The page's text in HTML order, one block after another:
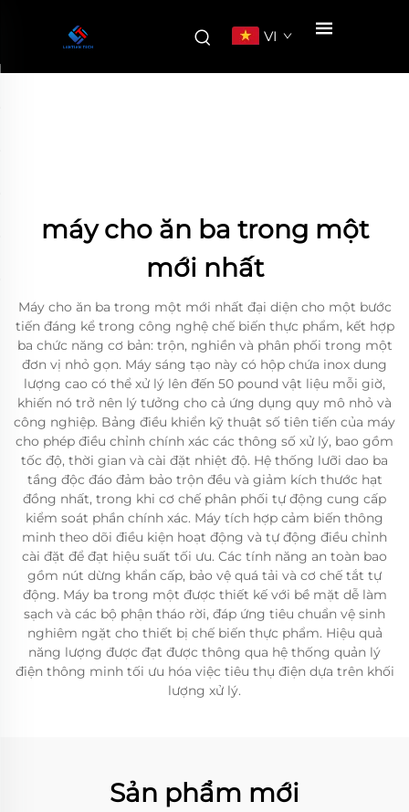
VI
máy cho ăn ba trong một
mới nhất
Máy cho ăn ba trong một mới nhất đại diện cho một bước
tiến đáng kể trong công nghệ chế biến thực phẩm, kết hợp
ba chức năng cơ bản: trộn, nghiền và phân phối trong một
đơn vị nhỏ gọn. Máy sáng tạo này có hộp chứa inox dung
lượng cao có thể xử lý lên đến 50 pound vật liệu mỗi giờ,
khiến nó trở nên lý tưởng cho cả ứng dụng quy mô nhỏ và
công nghiệp. Bảng điều khiển kỹ thuật số tiên tiến của máy
cho phép điều chỉnh chính xác các thông số xử lý, bao gồm
tốc độ, thời gian và cài đặt nhiệt độ. Hệ thống lưỡi dao ba
tầng độc đáo đảm bảo trộn đều và giảm kích thước hạt
đồng nhất, trong khi cơ chế phân phối tự động cung cấp
kiểm soát phần chính xác. Máy tích hợp cảm biến thông
minh theo dõi điều kiện hoạt động và tự động điều chỉnh
cài đặt để đạt hiệu suất tối ưu. Các tính năng an toàn bao
gồm nút dừng khẩn cấp, bảo vệ quá tải và cơ chế tắt tự
động. Máy ba trong một được thiết kế với bề mặt dễ làm
sạch và các bộ phận tháo rời, đáp ứng tiêu chuẩn vệ sinh
nghiêm ngặt cho thiết bị chế biến thực phẩm. Hiệu quả
năng lượng được đạt được thông qua hệ thống quản lý
điện thông minh tối ưu hóa việc tiêu thụ điện dựa trên khối
lượng xử lý.
Sản phẩm mới